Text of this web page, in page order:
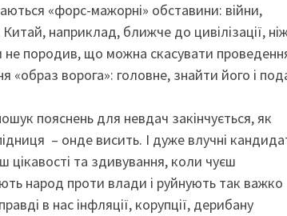
«форс-мажорні» обставини: війни,
наприклад, ближче до цивілізації,
не породив, що можна скасувати
«образ ворога»: головне, знайти його і
пояснень для невдач закінчується, як
– онде висить. І дуже влучні
цікавості та здивування, коли чуєш
народ проти влади і руйнують так важко
в нас інфляції, корупції, дерибану